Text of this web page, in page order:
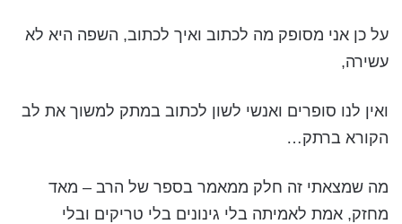
על כן אני מסופק מה לכתוב ואיך לכתוב, השפה היא לא
עשירה,
ואין לנו סופרים ואנשי לשון לכתוב במתק למשוך את לב
הקורא ברתק…
מה שמצאתי זה חלק ממאמר בספר של הרב – מאד
מחזק, אמת לאמיתה בלי גינונים בלי טריקים ובלי